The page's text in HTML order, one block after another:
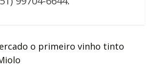
o primeiro vinho tinto